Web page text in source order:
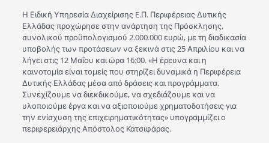
Η Ειδική Υπηρεσία Διαχείρισης E.Π. Περιφέρειας Δυτικής
Ελλάδας προχώρησε στην ανάρτηση της Πρόσκλησης,
συνολικού προϋπολογισμού 2.000.000 ευρώ, με τη διαδικασία
υποβολής των προτάσεων να ξεκινά στις 25 Απριλίου και να
λήγει στις 12 Μαΐου και ώρα 16:00. «Η έρευνα και η
καινοτομία είναι τομείς που στηρίζει δυναμικά η Περιφέρεια
Δυτικής Ελλάδας μέσα από δράσεις και προγράμματα.
Συνεχίζουμε να διεκδικούμε, να σχεδιάζουμε και να
υλοποιούμε έργα και να αξιοποιούμε χρηματοδοτήσεις για
την ενίσχυση της επιχειρηματικότητας» υπογραμμίζει ο
περιφερειάρχης Απόστολος Κατσιφάρας.